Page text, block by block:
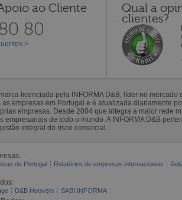
ao Cliente
80
>
Qual a
clientes?
licenciada pela INFORMA D&B, líder no
as empresas em Portugal e é atualizada diariamente
empresas. Desde 2004 que integra a maior rede
empresariais de todo o mundo. A INFORMA D&B
integral do risco comercial.
de Portugal Relatórios de empresas internacionais
D&B Hoovers SABI INFORMA